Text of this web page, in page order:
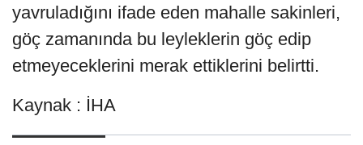
yavruladığını ifade eden mahalle sakinleri,
göç zamanında bu leyleklerin göç edip
etmeyeceklerini merak ettiklerini belirtti.
Kaynak : İHA